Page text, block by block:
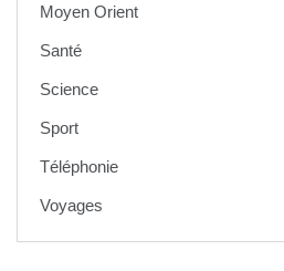
Moyen Orient
Santé
Science
Sport
Téléphonie
Voyages